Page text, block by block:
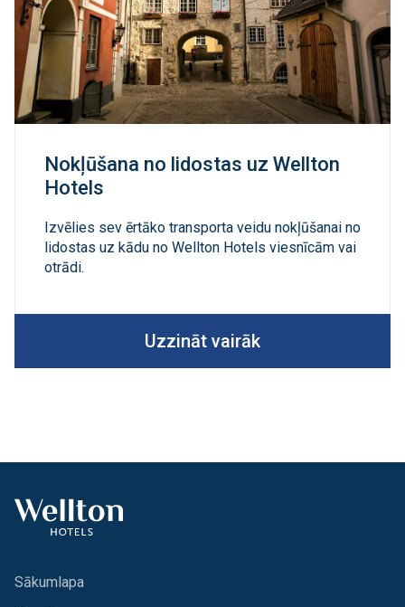
Nokļūšana no lidostas uz Wellton
Hotels
Izvēlies sev ērtāko transporta veidu nokļūšanai no
lidostas uz kādu no Wellton Hotels viesnīcām vai
otrādi.
Uzzināt vairāk
Sākumlapa